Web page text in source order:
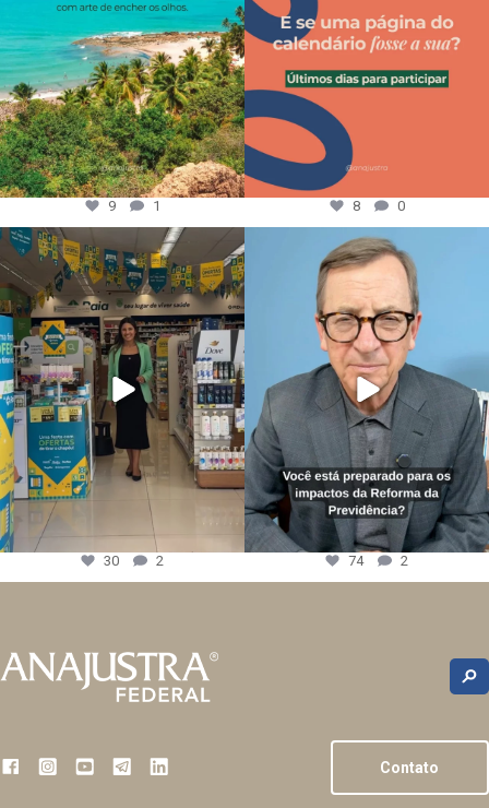
9 1 8 0
30 2 74 2
Contato